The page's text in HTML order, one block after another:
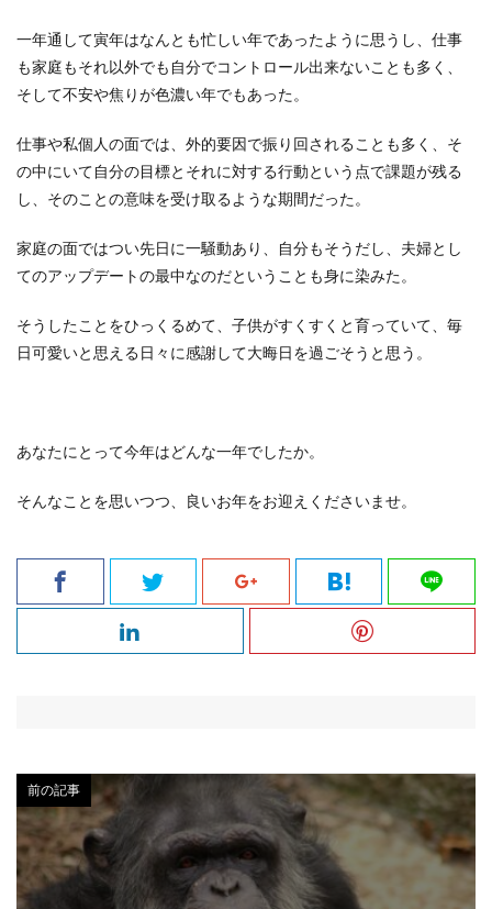
一年通して寅年はなんとも忙しい年であったように思うし、仕事
も家庭もそれ以外でも自分でコントロール出来ないことも多く、
そして不安や焦りが色濃い年でもあった。
仕事や私個人の面では、外的要因で振り回されることも多く、そ
の中にいて自分の目標とそれに対する行動という点で課題が残る
し、そのことの意味を受け取るような期間だった。
家庭の面ではつい先日に一騒動あり、自分もそうだし、夫婦とし
てのアップデートの最中なのだということも身に染みた。
そうしたことをひっくるめて、子供がすくすくと育っていて、毎
日可愛いと思える日々に感謝して大晦日を過ごそうと思う。
あなたにとって今年はどんな一年でしたか。
そんなことを思いつつ、良いお年をお迎えくださいませ。
前の記事